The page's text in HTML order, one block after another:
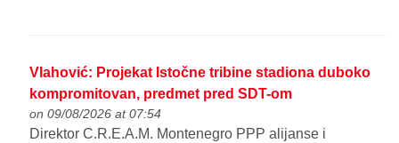
Vlahović: Projekat Istočne tribine stadiona duboko
kompromitovan, predmet pred SDT-om
on 09/08/2026 at 07:54
Direktor C.R.E.A.M. Montenegro PPP alijanse i